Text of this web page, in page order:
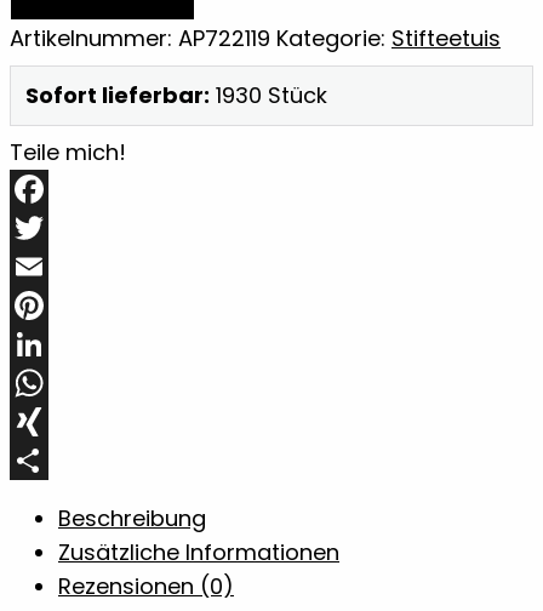
Menge
Artikelnummer: AP722119 Kategorie: Stifteetuis
Sofort lieferbar: 1930 Stück
Teile mich!
Facebook
Twitter
Email
Pinterest
LinkedIn
WhatsApp
XING
Beschreibung
Zusätzliche Informationen
Rezensionen (0)